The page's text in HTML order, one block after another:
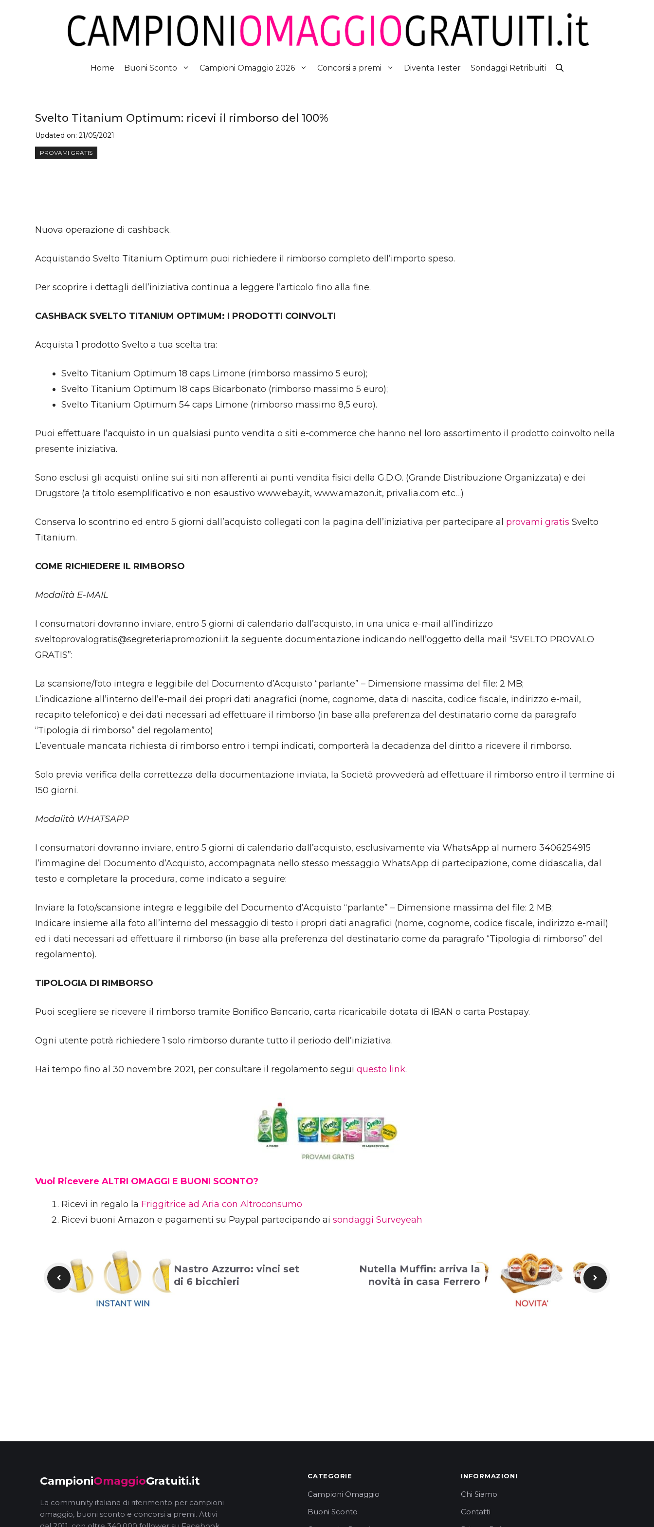
Home Buoni Sconto Campioni Omaggio 2026 Concorsi a premi Diventa Tester Sondaggi Retribuiti
Svelto Titanium Optimum: ricevi il rimborso del 100%
Updated on: 21/05/2021
PROVAMI GRATIS
Nuova operazione di cashback.
Acquistando Svelto Titanium Optimum puoi richiedere il rimborso completo dell’importo speso.
Per scoprire i dettagli dell’iniziativa continua a leggere l’articolo fino alla fine.
CASHBACK SVELTO TITANIUM OPTIMUM: I PRODOTTI COINVOLTI
Acquista 1 prodotto Svelto a tua scelta tra:
Svelto Titanium Optimum 18 caps Limone (rimborso massimo 5 euro);
Svelto Titanium Optimum 18 caps Bicarbonato (rimborso massimo 5 euro);
Svelto Titanium Optimum 54 caps Limone (rimborso massimo 8,5 euro).
Puoi effettuare l’acquisto in un qualsiasi punto vendita o siti e-commerce che hanno nel loro assortimento il prodotto coinvolto nella
presente iniziativa.
Sono esclusi gli acquisti online sui siti non afferenti ai punti vendita fisici della G.D.O. (Grande Distribuzione Organizzata) e dei
Drugstore (a titolo esemplificativo e non esaustivo www.ebay.it, www.amazon.it, privalia.com etc…)
Conserva lo scontrino ed entro 5 giorni dall’acquisto collegati con la pagina dell’iniziativa per partecipare al provami gratis Svelto
Titanium.
COME RICHIEDERE IL RIMBORSO
Modalità E-MAIL
I consumatori dovranno inviare, entro 5 giorni di calendario dall’acquisto, in una unica e-mail all’indirizzo
sveltoprovalogratis@segreteriapromozioni.it la seguente documentazione indicando nell’oggetto della mail “SVELTO PROVALO
GRATIS”:
La scansione/foto integra e leggibile del Documento d’Acquisto “parlante” – Dimensione massima del file: 2 MB;
L’indicazione all’interno dell’e-mail dei propri dati anagrafici (nome, cognome, data di nascita, codice fiscale, indirizzo e-mail,
recapito telefonico) e dei dati necessari ad effettuare il rimborso (in base alla preferenza del destinatario come da paragrafo
“Tipologia di rimborso” del regolamento)
L’eventuale mancata richiesta di rimborso entro i tempi indicati, comporterà la decadenza del diritto a ricevere il rimborso.
Solo previa verifica della correttezza della documentazione inviata, la Società provvederà ad effettuare il rimborso entro il termine di
150 giorni.
Modalità WHATSAPP
I consumatori dovranno inviare, entro 5 giorni di calendario dall’acquisto, esclusivamente via WhatsApp al numero 3406254915
l’immagine del Documento d’Acquisto, accompagnata nello stesso messaggio WhatsApp di partecipazione, come didascalia, dal
testo e completare la procedura, come indicato a seguire:
Inviare la foto/scansione integra e leggibile del Documento d’Acquisto “parlante” – Dimensione massima del file: 2 MB;
Indicare insieme alla foto all’interno del messaggio di testo i propri dati anagrafici (nome, cognome, codice fiscale, indirizzo e-mail)
ed i dati necessari ad effettuare il rimborso (in base alla preferenza del destinatario come da paragrafo “Tipologia di rimborso” del
regolamento).
TIPOLOGIA DI RIMBORSO
Puoi scegliere se ricevere il rimborso tramite Bonifico Bancario, carta ricaricabile dotata di IBAN o carta Postapay.
Ogni utente potrà richiedere 1 solo rimborso durante tutto il periodo dell’iniziativa.
Hai tempo fino al 30 novembre 2021, per consultare il regolamento segui questo link.
Vuoi Ricevere ALTRI OMAGGI E BUONI SCONTO?
Ricevi in regalo la Friggitrice ad Aria con Altroconsumo
Ricevi buoni Amazon e pagamenti su Paypal partecipando ai sondaggi Surveyeah
Nastro Azzurro: vinci set
di 6 bicchieri
Nutella Muffin: arriva la
novità in casa Ferrero
CampioniOmaggioGratuiti.it
La community italiana di riferimento per campioni
omaggio, buoni sconto e concorsi a premi. Attivi
CATEGORIE
Campioni Omaggio
Buoni Sconto
INFORMAZIONI
Chi Siamo
Contatti